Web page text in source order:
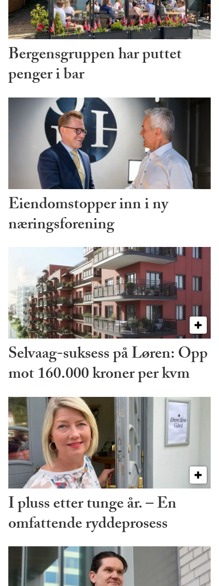
Bergensgruppen har puttet
penger i bar
Eiendomstopper inn i ny
næringsforening
Selvaag-suksess på Løren: Opp
mot 160.000 kroner per kvm
I pluss etter tunge år. – En
omfattende ryddeprosess